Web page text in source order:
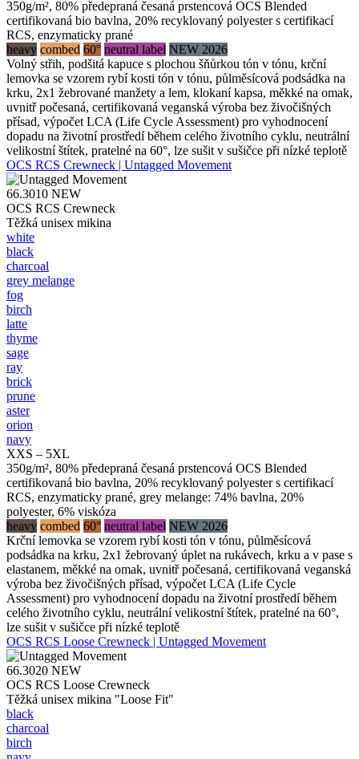
350g/m², 80% předepraná česaná prstencová OCS Blended
certifikovaná bio bavlna, 20% recyklovaný polyester s certifikací
RCS, enzymaticky prané
heavy combed 60° neutral label NEW 2026
Volný střih, podšitá kapuce s plochou šňůrkou tón v tónu, krční
lemovka se vzorem rybí kosti tón v tónu, půlměsícová podsádka na
krku, 2x1 žebrované manžety a lem, klokaní kapsa, měkké na omak,
uvnitř počesaná, certifikovaná veganská výroba bez živočišných
přísad, výpočet LCA (Life Cycle Assessment) pro vyhodnocení
dopadu na životní prostředí během celého životního cyklu, neutrální
velikostní štítek, pratelné na 60°, lze sušit v sušičce při nízké teplotě
OCS RCS Crewneck | Untagged Movement
66.3010 NEW
OCS RCS Crewneck
Těžká unisex mikina
white
black
charcoal
grey melange
fog
birch
latte
thyme
sage
ray
brick
prune
aster
orion
navy
XXS – 5XL
350g/m², 80% předepraná česaná prstencová OCS Blended
certifikovaná bio bavlna, 20% recyklovaný polyester s certifikací
RCS, enzymaticky prané, grey melange: 74% bavlna, 20%
polyester, 6% viskóza
heavy combed 60° neutral label NEW 2026
Krční lemovka se vzorem rybí kosti tón v tónu, půlměsícová
podsádka na krku, 2x1 žebrovaný úplet na rukávech, krku a v pase s
elastanem, měkké na omak, uvnitř počesaná, certifikovaná veganská
výroba bez živočišných přísad, výpočet LCA (Life Cycle
Assessment) pro vyhodnocení dopadu na životní prostředí během
celého životního cyklu, neutrální velikostní štítek, pratelné na 60°,
lze sušit v sušičce při nízké teplotě
OCS RCS Loose Crewneck | Untagged Movement
66.3020 NEW
OCS RCS Loose Crewneck
Těžká unisex mikina "Loose Fit"
black
charcoal
birch